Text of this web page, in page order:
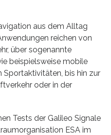
aus dem Alltag
reichen von
über sogenannte
beispielsweise mobile
bis hin zur
oder in der
Tests der Galileo Signale
ESA im